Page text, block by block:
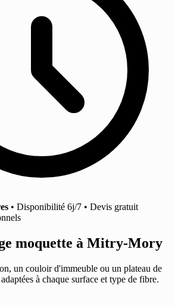
• Disponibilité 6j/7 • Devis gratuit
moquette à Mitry-Mory
un couloir d'immeuble ou un plateau de
à chaque surface et type de fibre.